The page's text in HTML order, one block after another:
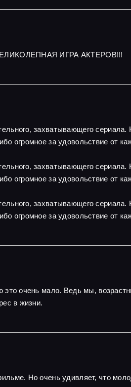
ИГРА АКТЕРОВ!!!
захватывающего
огромное за удовольствие от
захватывающего
огромное за удовольствие от
захватывающего
огромное за удовольствие от
это очень мало. Ведь мы,
в жизни.
Но очень удивляет, что